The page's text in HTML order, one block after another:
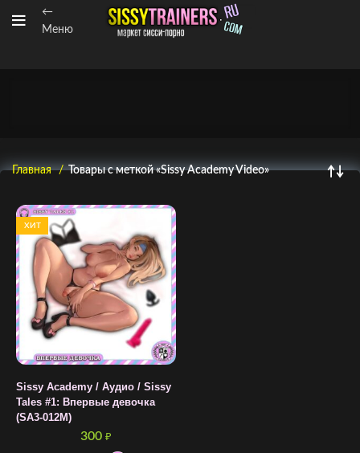
←
Меню
Главная Товары с меткой «Sissy Academy Video»
ХИТ
Sissy Academy / Аудио / Sissy
Tales #1: Впервые девочка
(SA3-012M)
300 ₽